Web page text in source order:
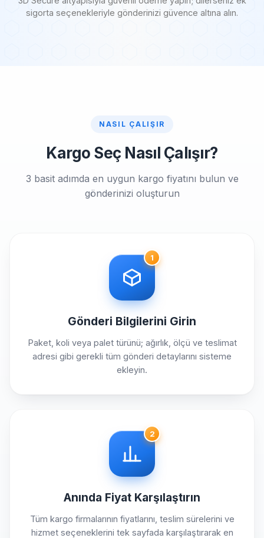
sigorta seçenekleriyle gönderinizi güvence altına alın.
NASIL ÇALIŞIR
Kargo Seç Nasıl Çalışır?
3 basit adımda en uygun kargo fiyatını bulun ve
gönderinizi oluşturun
1
Gönderi Bilgilerini Girin
Paket, koli veya palet türünü; ağırlık, ölçü ve teslimat
adresi gibi gerekli tüm gönderi detaylarını sisteme
ekleyin.
2
Anında Fiyat Karşılaştırın
Tüm kargo firmalarının fiyatlarını, teslim sürelerini ve
hizmet seçeneklerini tek sayfada karşılaştırarak en